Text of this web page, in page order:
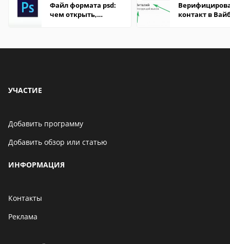
Файл формата psd:
чем открыть,
контакт в
УЧАСТИЕ
Добавить программу
Добавить обзор или статью
ИНФОРМАЦИЯ
Контакты
Реклама